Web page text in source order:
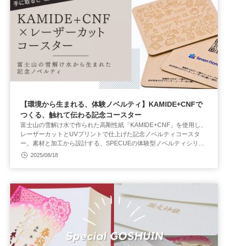
【環境から生まれる、体験ノベルティ】KAMIDE+CNFで
つくる、触れて伝わる記念コースター
富士山の雪解け水で作られた高剛性紙「KAMIDE+CNF」を使用し、
レーザーカットとUVプリントで仕上げた記念ノベルティコースタ
ー。素材と加工から設計する、SPECUEの体験型ノベルティシリー
ズです。
2025/08/18